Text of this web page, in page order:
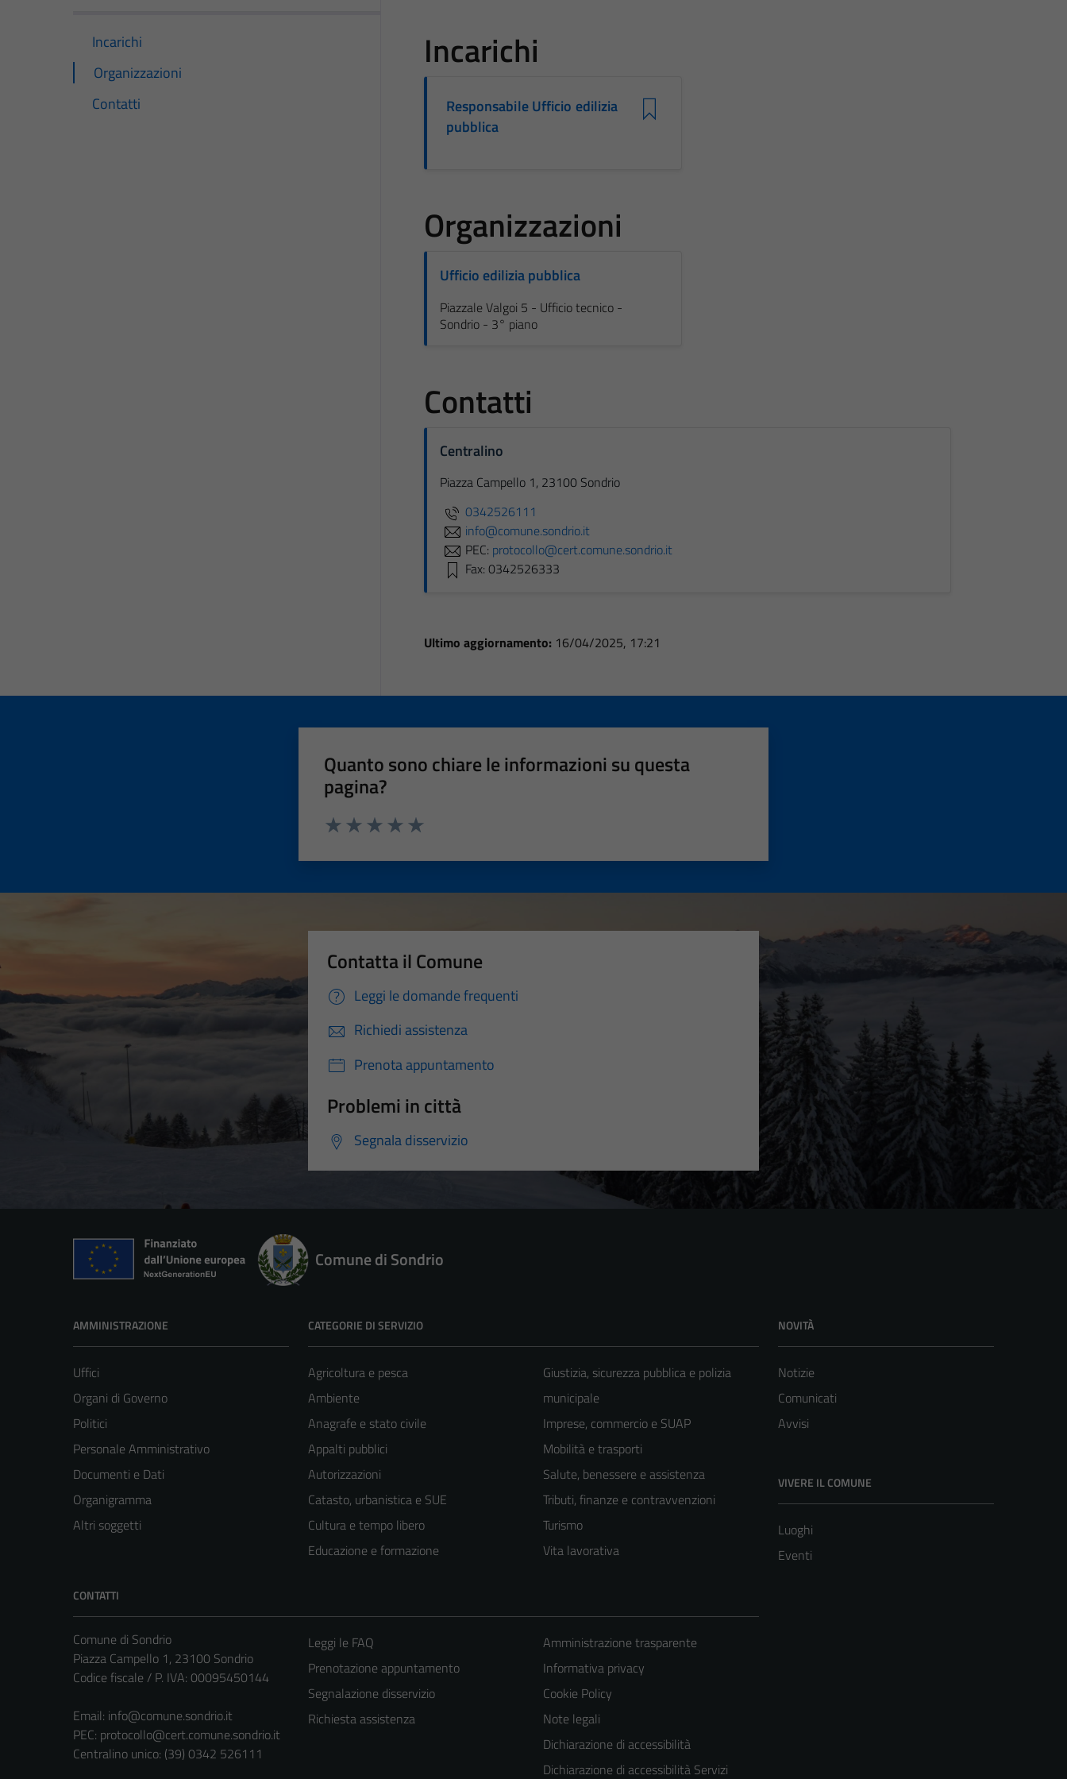
Incarichi
Organizzazioni
Contatti
Incarichi
Responsabile Ufficio edilizia
pubblica
Organizzazioni
Ufficio edilizia pubblica
Piazzale Valgoi 5 - Ufficio tecnico -
Sondrio - 3° piano
Contatti
Centralino
Piazza Campello 1, 23100 Sondrio
0342526111
info@comune.sondrio.it
PEC: protocollo@cert.comune.sondrio.it
Fax: 0342526333
Ultimo aggiornamento: 16/04/2025, 17:21
Quanto sono chiare le informazioni su questa
pagina?
Contatta il Comune
Leggi le domande frequenti
Richiedi assistenza
Prenota appuntamento
Problemi in città
Segnala disservizio
Comune di Sondrio
AMMINISTRAZIONE
Uffici
Organi di Governo
Politici
Personale Amministrativo
Documenti e Dati
Organigramma
Altri soggetti
CATEGORIE DI SERVIZIO
Agricoltura e pesca
Ambiente
Anagrafe e stato civile
Appalti pubblici
Autorizzazioni
Catasto, urbanistica e SUE
Cultura e tempo libero
Educazione e formazione
Giustizia, sicurezza pubblica e polizia
municipale
Imprese, commercio e SUAP
Mobilità e trasporti
Salute, benessere e assistenza
Tributi, finanze e contravvenzioni
Turismo
Vita lavorativa
NOVITÀ
Notizie
Comunicati
Avvisi
VIVERE IL COMUNE
Luoghi
Eventi
CONTATTI
Comune di Sondrio
Piazza Campello 1, 23100 Sondrio
Codice fiscale / P. IVA: 00095450144
Email: info@comune.sondrio.it
PEC: protocollo@cert.comune.sondrio.it
Centralino unico: (39) 0342 526111
Leggi le FAQ
Prenotazione appuntamento
Segnalazione disservizio
Richiesta assistenza
Amministrazione trasparente
Informativa privacy
Cookie Policy
Note legali
Dichiarazione di accessibilità
Dichiarazione di accessibilità Servizi